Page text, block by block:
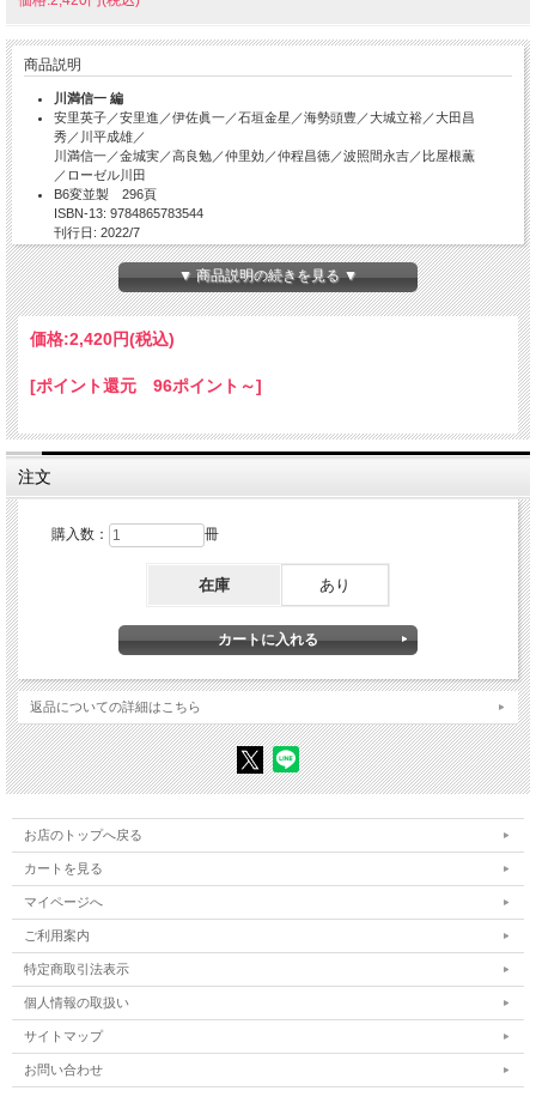
商品説明
川満信一 編
安里英子／安里進／伊佐眞一／石垣金星／海勢頭豊／大城立裕／大田昌
秀／川平成雄／
川満信一／金城実／高良勉／仲里効／仲程昌徳／波照間永吉／比屋根薫
／ローゼル川田
B6変並製 296頁
ISBN-13: 9784865783544
刊行日: 2022/7
思想・文化・歴史から、今、多角的に問い直す。
1945年春、住民を巻き込んだ壮絶な地上戦を経て敗戦、52年に本土は連合国によ
そして1972年の施政権返還から、今年で50年。
小社PR誌『機』好評連載「沖縄からの声」、待望の単行本化。
目次
はじめに 復帰50年に思う――食卓へ侵入する戦争
第一章 思想のゆくえ
沖縄から日本政治を問う――沖縄・日本・アメリカ
安里 進（元・沖縄県立博物館・美術館館長／沖縄県立芸術大
ハイチャースガ・ウチナー
金城 実（彫刻家）
川平成雄（沖縄社会経済史研究室）
拒否権を無くせないなら
比屋根 薫（文芸批評家）
琉球文化の独自性
大城立裕（作家）
琉球の心
仲程昌徳（近現代沖縄文学研究者）
琉球文学と琉球語
波照間永吉（名桜大学大学院教授／琉球文学）
琉球の絶対平和とジュゴン
海勢頭 豊（ミュージシャン）
島で生きる――人・自然・神
安里英子（ライター）
首里城、再建へ
石垣金星（西表をほりおこす会会長）
琉球の抵抗のこころ
高良 勉（詩人・批評家）
ニライカナイのくに、琉球
ローゼル川田（俳人 水彩画／随筆家）
るまなざしの政治
仲里 効（批評家）
絶対不戦の思想――「おわりに」にかえて 川満信一
関連情報
基地を容認すると、一度戦争ともなるとそこが真っ先に攻撃の的になるだけでなく
沖縄が再び戦場化する。それは戦争体験者たちにとっては到底見逃せない事態だか
▼ 商品説明の続きを見る ▼
価格:2,420円(税込)
[ポイント還元 96ポイント～]
注文
購入数： 冊
在庫 あり
返品についての詳細はこちら
お店のトップへ戻る
カートを見る
マイページへ
ご利用案内
特定商取引法表示
個人情報の取扱い
サイトマップ
お問い合わせ